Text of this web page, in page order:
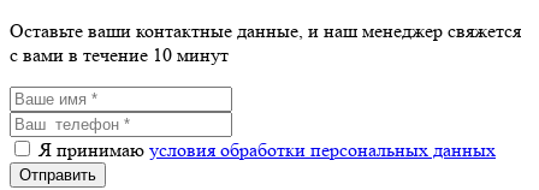
Оставьте ваши контактные данные, и наш менеджер свяжется
с вами в течение 10 минут
Я принимаю условия обработки персональных данных